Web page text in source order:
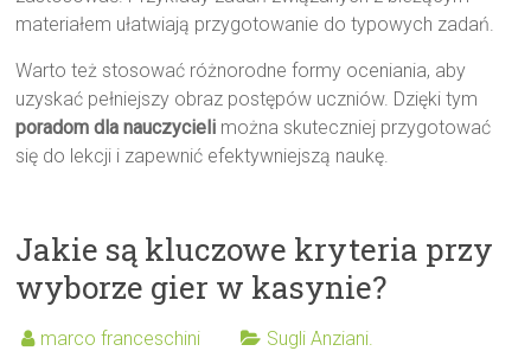
materiałem ułatwiają przygotowanie do typowych zadań.
Warto też stosować różnorodne formy oceniania, aby
uzyskać pełniejszy obraz postępów uczniów. Dzięki tym
poradom dla nauczycieli można skuteczniej przygotować
się do lekcji i zapewnić efektywniejszą naukę.
Jakie są kluczowe kryteria przy
wyborze gier w kasynie?
marco franceschini Sugli Anziani.